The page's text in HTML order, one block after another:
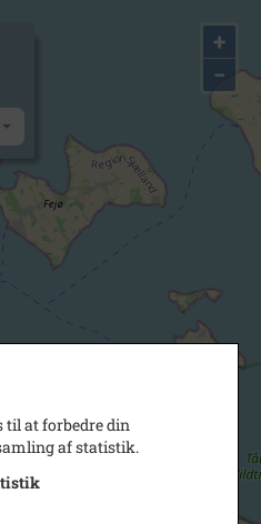
+
−
til at forbedre din
af statistik.